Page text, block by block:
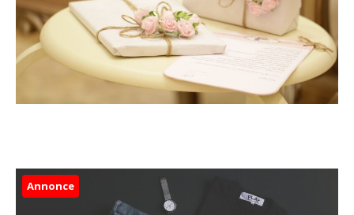
Annonce